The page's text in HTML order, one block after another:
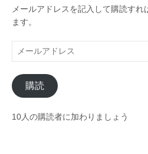
メールアドレスを記入して購読すれ
ます。
ー
ル
ア
ド
レ
購読
10人の購読者に加わりましょう